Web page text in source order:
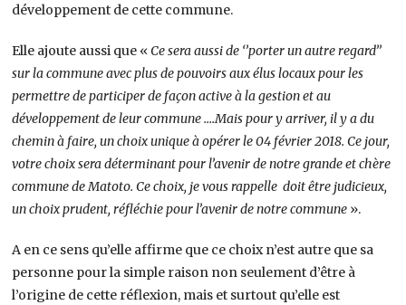
développement de cette commune.
Elle ajoute aussi que «Ce sera aussi de ‘’porter un autre regard’’
sur la commune avec plus de pouvoirs aux élus locaux pour les
permettre de participer de façon active à la gestion et au
développement de leur commune ….Mais pour y arriver, il y a du
chemin à faire, un choix unique à opérer le 04 février 2018. Ce jour,
votre choix sera déterminant pour l’avenir de notre grande et chère
commune de Matoto. Ce choix, je vous rappelle doit être judicieux,
un choix prudent, réfléchie pour l’avenir de notre commune ».
A en ce sens qu’elle affirme que ce choix n’est autre que sa
personne pour la simple raison non seulement d’être à
l’origine de cette réflexion, mais et surtout qu’elle est